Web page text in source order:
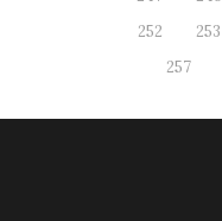
252
253
257